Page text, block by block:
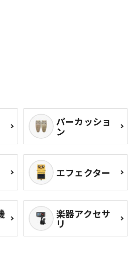
パーカッショ
ン
エフェクター
楽器アクセサ
リ